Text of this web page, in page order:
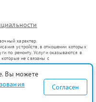
характер.
устройств, в отношении которых
по ремонту. Услуги оказываются в
не связаны с
представителями.
гражданский оборот в соответствии
услуг или введения
о предоставляемых услугах по
офертой, определяемой
Вы можете
Согласен